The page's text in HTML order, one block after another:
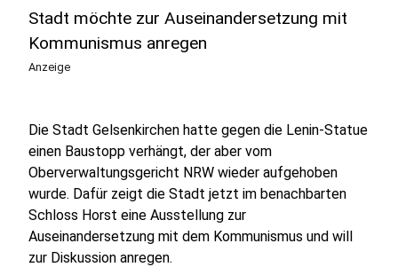
Stadt möchte zur Auseinandersetzung mit
Kommunismus anregen
Anzeige
Die Stadt Gelsenkirchen hatte gegen die Lenin-Statue
einen Baustopp verhängt, der aber vom
Oberverwaltungsgericht NRW wieder aufgehoben
wurde. Dafür zeigt die Stadt jetzt im benachbarten
Schloss Horst eine Ausstellung zur
Auseinandersetzung mit dem Kommunismus und will
zur Diskussion anregen.